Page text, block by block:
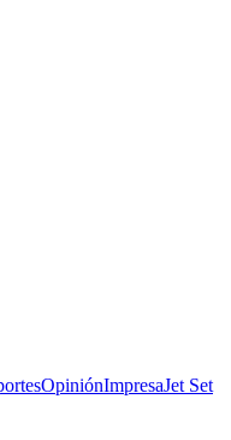
OpiniónImpresaJet Set